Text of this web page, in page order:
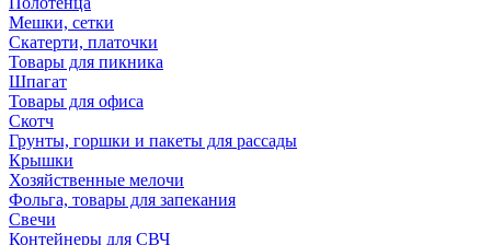
Мешки, сетки
Скатерти, платочки
Товары для пикника
Шпагат
Товары для офиса
Скотч
Грунты, горшки и пакеты для рассады
Крышки
Хозяйственные мелочи
Фольга, товары для запекания
Свечи
Контейнеры для СВЧ